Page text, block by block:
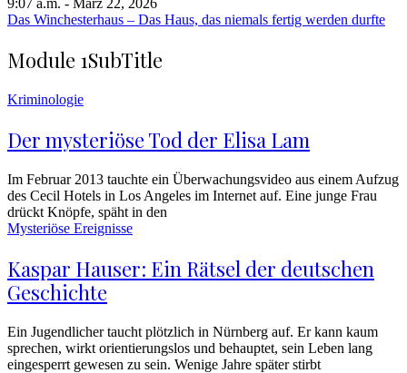
Das Winchesterhaus – Das Haus, das niemals fertig werden durfte
Module 1SubTitle
Kriminologie
Der mysteriöse Tod der Elisa Lam
Im Februar 2013 tauchte ein Überwachungsvideo aus einem Aufzug
des Cecil Hotels in Los Angeles im Internet auf. Eine junge Frau
drückt Knöpfe, späht in den
Mysteriöse Ereignisse
Kaspar Hauser: Ein Rätsel der deutschen
Geschichte
Ein Jugendlicher taucht plötzlich in Nürnberg auf. Er kann kaum
sprechen, wirkt orientierungslos und behauptet, sein Leben lang
eingesperrt gewesen zu sein. Wenige Jahre später stirbt